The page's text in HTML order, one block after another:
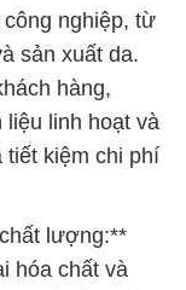
nghiệp, từ
sản xuất da.
hàng,
liệu linh hoạt và
tiết kiệm chi phí
lượng:**
hóa chất và